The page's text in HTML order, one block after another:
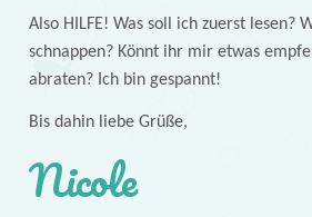
Also HILFE! Was soll ich zuerst lesen?
schnappen? Könnt ihr mir etwas
abraten? Ich bin gespannt!
Bis dahin liebe Grüße,
Nicole